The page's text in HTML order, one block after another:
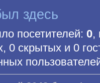
здесь
посетителей: 0,
0 скрытых и 0